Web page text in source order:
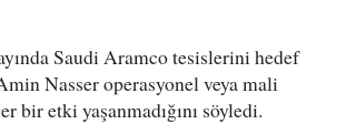
Saudi Aramco tesislerini hedef
Nasser operasyonel veya mali
bir etki yaşanmadığını söyledi.